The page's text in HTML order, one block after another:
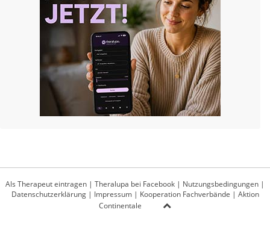
Als Therapeut eintragen | Theralupa bei Facebook | Nutzungsbedingungen |
Datenschutzerklärung| Impressum| Kooperation Fachverbände | Aktion
Continentale